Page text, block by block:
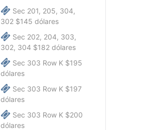
Sec 201, 205, 304,
302 $145 dólares
Sec 202, 204, 303,
302, 304 $182 dólares
Sec 303 Row K $195
dólares
Sec 303 Row K $197
dólares
Sec 303 Row K $200
dólares